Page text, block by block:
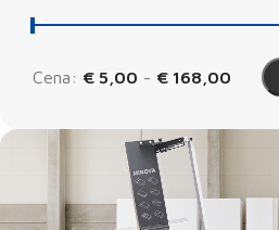
Cena: € 5,00 - € 168,00